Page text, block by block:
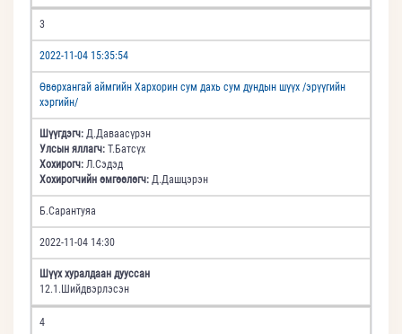
3
2022-11-04 15:35:54
Өвөрхангай аймгийн Хархорин сум дахь сум дундын шүүх /эрүүгийн
хэргийн/
Шүүгдэгч: Д.Даваасүрэн
Улсын яллагч: Т.Батсүх
Хохирогч: Л.Сэдэд
Хохирогчийн өмгөөлөгч: Д.Дашцэрэн
Б.Сарантуяа
2022-11-04 14:30
Шүүх хуралдаан дууссан
12.1.Шийдвэрлэсэн
4